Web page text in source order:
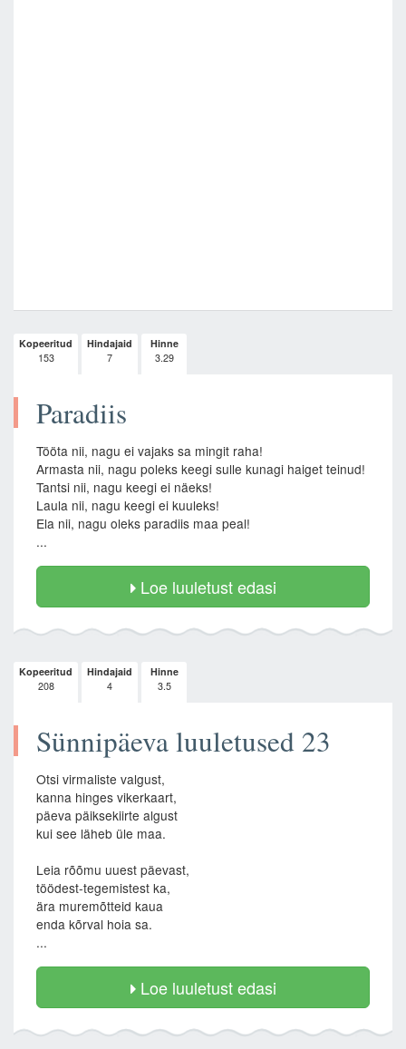
Kopeeritud
153
Hindajaid
7
Hinne
3.29
Paradiis
Tööta nii, nagu ei vajaks sa mingit raha!
Armasta nii, nagu poleks keegi sulle kunagi haiget teinud!
Tantsi nii, nagu keegi ei näeks!
Laula nii, nagu keegi ei kuuleks!
Ela nii, nagu oleks paradiis maa peal!
...
Loe luuletust edasi
Kopeeritud
208
Hindajaid
4
Hinne
3.5
Sünnipäeva luuletused 23
Otsi virmaliste valgust,
kanna hinges vikerkaart,
päeva päiksekiirte algust
kui see läheb üle maa.
Leia rõõmu uuest päevast,
töödest-tegemistest ka,
ära muremõtteid kaua
enda kõrval hoia sa.
...
Loe luuletust edasi